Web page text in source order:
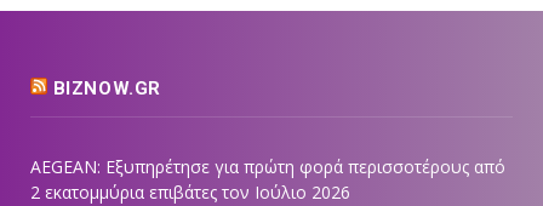
BIZNOW.GR
AEGEAN: Εξυπηρέτησε για πρώτη φορά περισσοτέρους από
2 εκατομμύρια επιβάτες τον Ιούλιο 2026